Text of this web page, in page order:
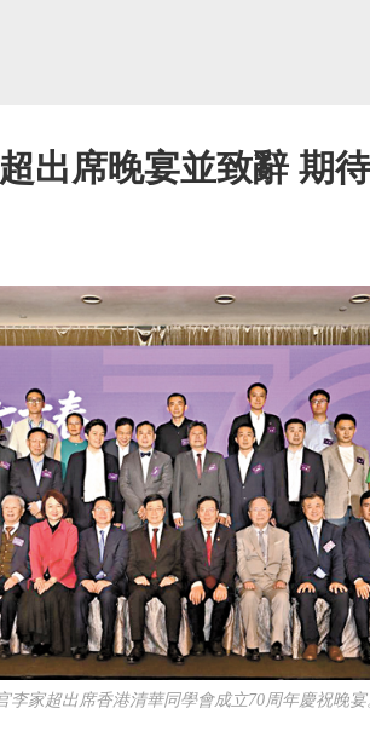
出席晚宴並致辭 期
李家超出席香港清華同學會成立70周年慶祝晚宴